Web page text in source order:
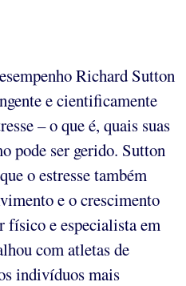
Richard Sutton
e cientificamente
– o que é, quais suas
pode ser gerido. Sutton
o estresse também
e o crescimento
físico e especialista em
com atletas de
indivíduos mais